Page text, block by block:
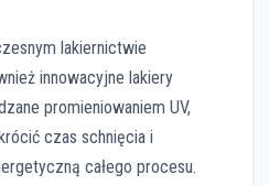
lakiernictwie
innowacyjne lakiery
promieniowaniem UV,
czas schnięcia i
całego procesu.